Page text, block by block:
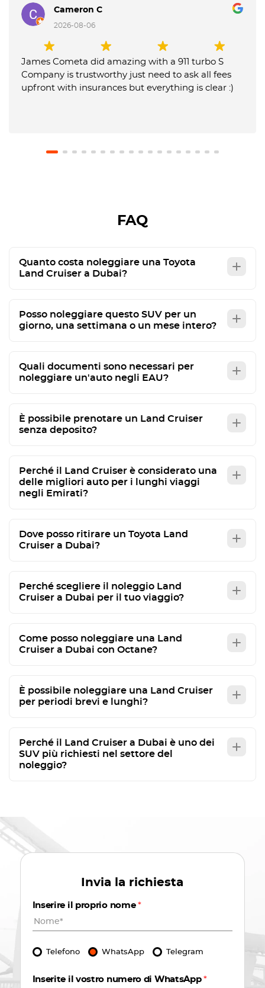
Cameron C
2026-08-06
James Cometa did amazing with a 911 turbo S
Company is trustworthy just need to ask all fees
upfront with insurances but everything is clear :)
FAQ
Quanto costa noleggiare una Toyota
Land Cruiser a Dubai?
Posso noleggiare questo SUV per un
giorno, una settimana o un mese intero?
Quali documenti sono necessari per
noleggiare un'auto negli EAU?
È possibile prenotare un Land Cruiser
senza deposito?
Perché il Land Cruiser è considerato una
delle migliori auto per i lunghi viaggi
negli Emirati?
Dove posso ritirare un Toyota Land
Cruiser a Dubai?
Perché scegliere il noleggio Land
Cruiser a Dubai per il tuo viaggio?
Come posso noleggiare una Land
Cruiser a Dubai con Octane?
È possibile noleggiare una Land Cruiser
per periodi brevi e lunghi?
Perché il Land Cruiser a Dubai è uno dei
SUV più richiesti nel settore del
noleggio?
Invia la richiesta
Inserire il proprio nome*
Telefono WhatsApp Telegram
Inserite il vostro numero di WhatsApp*